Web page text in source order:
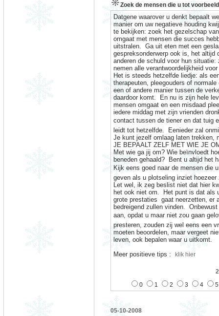
Zoek de mensen die u tot
Datgene waarover u denkt bepaalt
manier om uw negatieve houding
te bekijken: zoek het gezelschap
omgaat met mensen die succes
uitstralen.
Ga uit eten met een
gespreksonderwerp ook is, het altijd
anderen de schuld voor hun
nemen alle verantwoordelijkheid
Het is steeds hetzelfde liedje: als
therapeuten, pleegouders of
een of andere manier tussen de
daardoor komt.
En nu is zijn hele
mensen omgaat en een misdaad
iedere middag met zijn vrienden
contact tussen de tiener en dat
leidt tot hetzelfde.
Eenieder zal
Je kunt jezelf omlaag laten trekken,
JE BEPAALT ZELF MET WIE JE
Met wie ga jij om? Wie beïnvloedt
beneden gehaald? Bent u altijd het
Kijk eens goed naar de mensen die
geven als u plotseling inziet
Let wel, ik zeg beslist niet dat hier
het ook niet om.
Het punt is dat als
grote prestaties gaat neerzetten, er
bedreigend zullen vinden.
aan, opdat u maar niet zou gaan
presteren, zouden zij wel eens een
moeten beoordelen, maar vergeet
leven, ook bepalen waar u uitkomt.
Meer positieve tips : klik hier
0
1 2 3 4
05-10-2008